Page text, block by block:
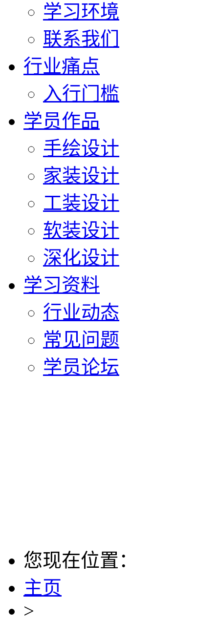
学习环境
联系我们
行业痛点
入行门槛
学员作品
手绘设计
家装设计
工装设计
软装设计
深化设计
学习资料
行业动态
常见问题
学员论坛
您现在位置：
主页
>